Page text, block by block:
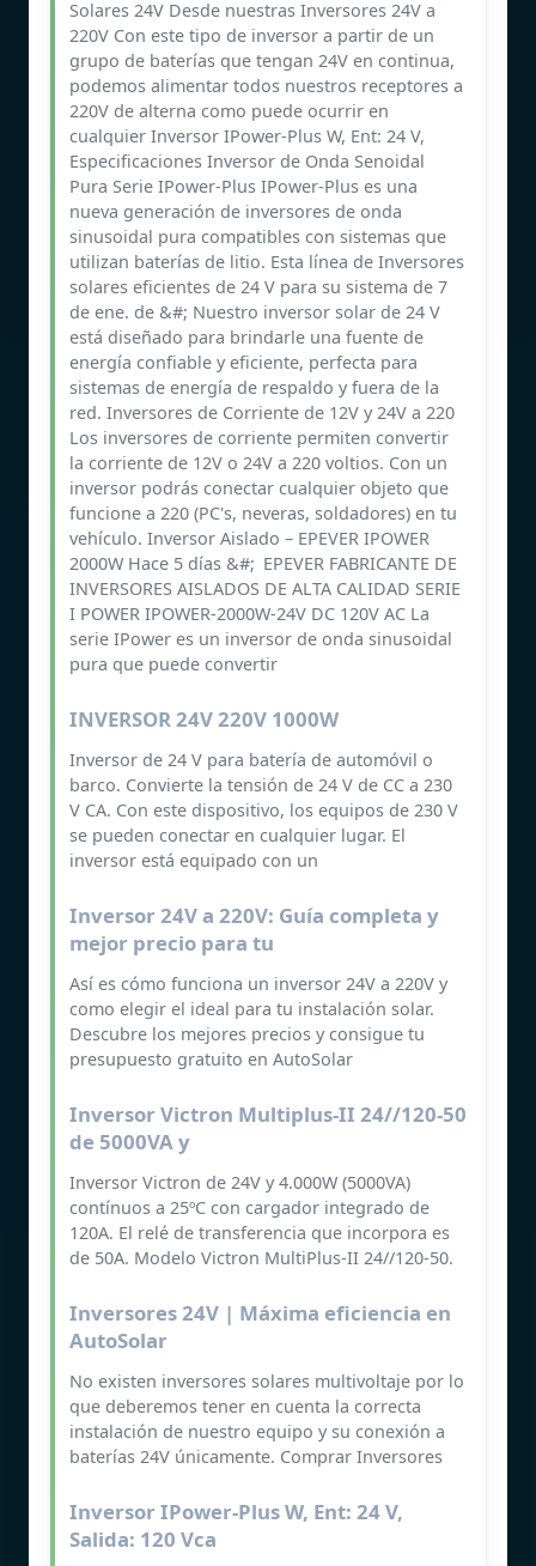
Solares 24V Desde nuestras Inversores 24V a
220V Con este tipo de inversor a partir de un
grupo de baterías que tengan 24V en continua,
podemos alimentar todos nuestros receptores a
220V de alterna como puede ocurrir en
cualquier Inversor IPower-Plus W, Ent: 24 V,
Especificaciones Inversor de Onda Senoidal
Pura Serie IPower-Plus IPower-Plus es una
nueva generación de inversores de onda
sinusoidal pura compatibles con sistemas que
utilizan baterías de litio. Esta línea de Inversores
solares eficientes de 24 V para su sistema de 7
de ene. de &#; Nuestro inversor solar de 24 V
está diseñado para brindarle una fuente de
energía confiable y eficiente, perfecta para
sistemas de energía de respaldo y fuera de la
red. Inversores de Corriente de 12V y 24V a 220
Los inversores de corriente permiten convertir
la corriente de 12V o 24V a 220 voltios. Con un
inversor podrás conectar cualquier objeto que
funcione a 220 (PC's, neveras, soldadores) en tu
vehículo. Inversor Aislado – EPEVER IPOWER
2000W Hace 5 días &#; EPEVER FABRICANTE DE
INVERSORES AISLADOS DE ALTA CALIDAD SERIE
I POWER IPOWER-2000W-24V DC 120V AC La
serie IPower es un inversor de onda sinusoidal
pura que puede convertir
INVERSOR 24V 220V 1000W
Inversor de 24 V para batería de automóvil o
barco. Convierte la tensión de 24 V de CC a 230
V CA. Con este dispositivo, los equipos de 230 V
se pueden conectar en cualquier lugar. El
inversor está equipado con un
Inversor 24V a 220V: Guía completa y
mejor precio para tu
Así es cómo funciona un inversor 24V a 220V y
como elegir el ideal para tu instalación solar.
Descubre los mejores precios y consigue tu
presupuesto gratuito en AutoSolar
Inversor Victron Multiplus-II 24//120-50
de 5000VA y
Inversor Victron de 24V y 4.000W (5000VA)
contínuos a 25ºC con cargador integrado de
120A. El relé de transferencia que incorpora es
de 50A. Modelo Victron MultiPlus-II 24//120-50.
Inversores 24V | Máxima eficiencia en
AutoSolar
No existen inversores solares multivoltaje por lo
que deberemos tener en cuenta la correcta
instalación de nuestro equipo y su conexión a
baterías 24V únicamente. Comprar Inversores
Inversor IPower-Plus W, Ent: 24 V,
Salida: 120 Vca